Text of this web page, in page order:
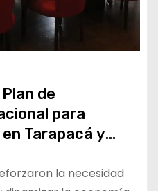
de
para
Tarapacá y
regional
la necesidad